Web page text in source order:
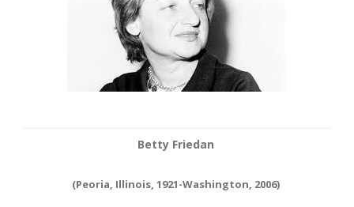
Betty Friedan
(Peoria, Illinois, 1921-Washington, 2006)